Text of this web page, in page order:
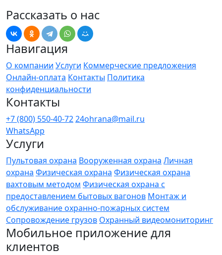
Рассказать о нас
Навигация
О компании Услуги Коммерческие предложения
Онлайн-оплата Контакты Политика
конфиденциальности
Контакты
+7 (800) 550-40-7224ohrana@mail.ru
WhatsApp
Услуги
Пультовая охрана Вооруженная охрана Личная
охрана Физическая охрана Физическая охрана
вахтовым методом Физическая охрана с
предоставлением бытовых вагонов Монтаж и
обслуживание охранно-пожарных систем
Сопровождение грузов Охранный видеомониторинг
Мобильное приложение для
клиентов